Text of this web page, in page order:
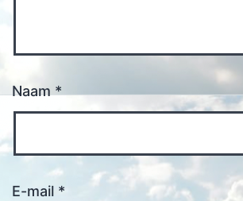
Naam *
E-mail *